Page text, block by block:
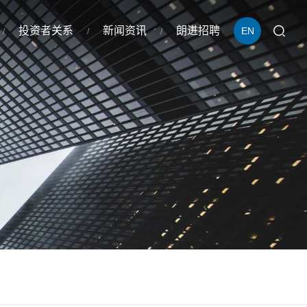
EN
投资者关系 新闻资讯 朗进招聘